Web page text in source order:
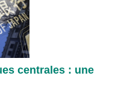
centrales : une